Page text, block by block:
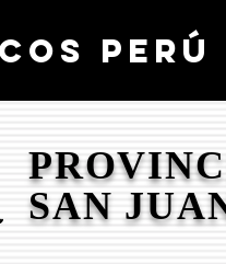
PERÚ
SAN